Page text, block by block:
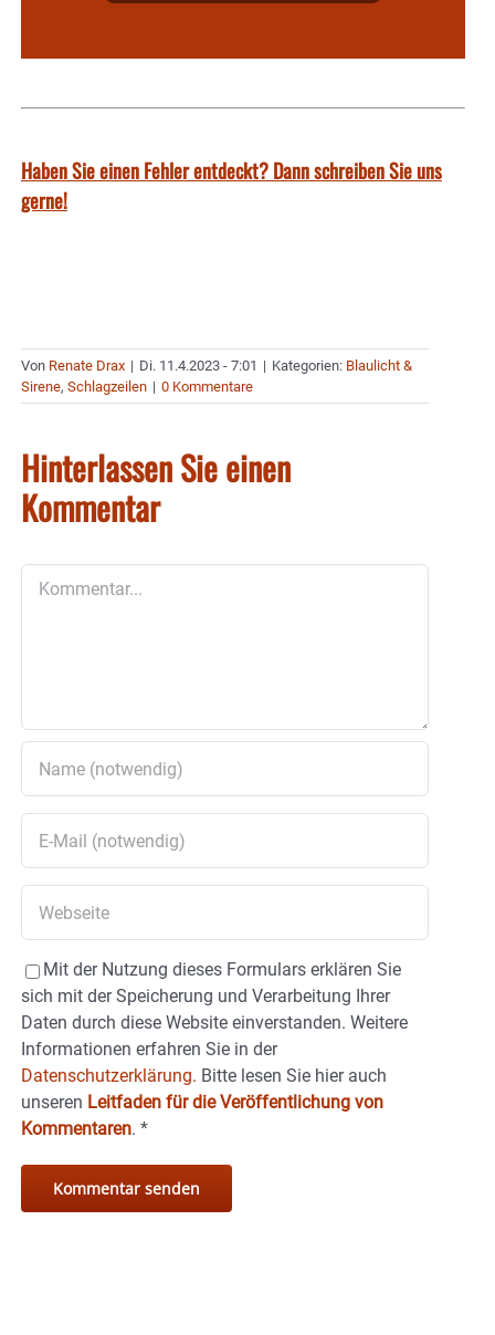
Haben Sie einen Fehler entdeckt? Dann schreiben Sie uns
gerne!
Von Renate Drax | Di. 11.4.2023 - 7:01 | Kategorien: Blaulicht &
Sirene, Schlagzeilen | 0 Kommentare
Hinterlassen Sie einen
Kommentar
Mit der Nutzung dieses Formulars erklären Sie
sich mit der Speicherung und Verarbeitung Ihrer
Daten durch diese Website einverstanden. Weitere
Informationen erfahren Sie in der
Datenschutzerklärung. Bitte lesen Sie hier auch
unseren Leitfaden für die Veröffentlichung von
Kommentaren. *